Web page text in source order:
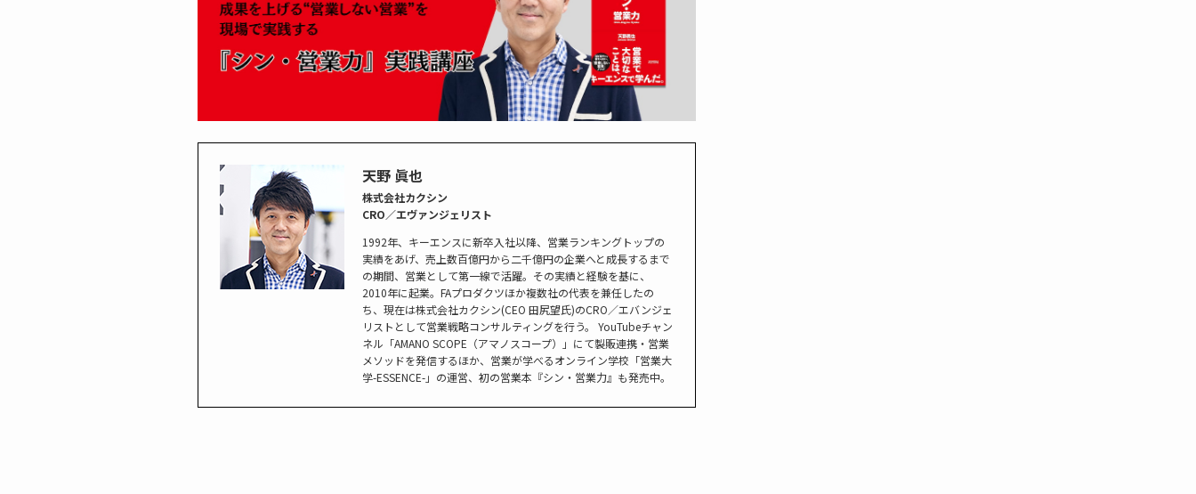
天野 眞也
株式会社カクシン
CRO／エヴァンジェリスト
1992年、キーエンスに新卒入社以降、営業ランキングトップの
実績をあげ、売上数百億円から二千億円の企業へと成長するまで
の期間、営業として第一線で活躍。その実績と経験を基に、
2010年に起業。FAプロダクツほか複数社の代表を兼任したの
ち、現在は株式会社カクシン(CEO 田尻望氏)のCRO／エバンジェ
リストとして営業戦略コンサルティングを行う。 YouTubeチャン
ネル「AMANO SCOPE（アマノスコープ）」にて製販連携・営業
メソッドを発信するほか、営業が学べるオンライン学校「営業大
学-ESSENCE-」の運営、初の営業本『シン・営業力』も発売中。